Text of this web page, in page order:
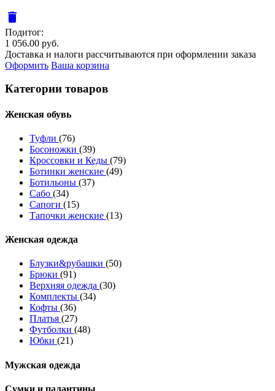
delete
Подитог:
1 056.00 руб.
Доставка и налоги рассчитываются при оформлении заказа
Оформить Ваша корзина
Категории товаров
Женcкая обувь
Туфли (76)
Босоножки (39)
Кроссовки и Кеды (79)
Ботинки женские (49)
Ботильоны (37)
Сабо (34)
Сапоги (15)
Тапочки женские (13)
Женская одежда
Блузки&рубашки (50)
Брюки (91)
Верхняя одежда (30)
Комплекты (34)
Кофты (36)
Платья (27)
Футболки (48)
Юбки (21)
Мужская одежда
Сумки и палантины